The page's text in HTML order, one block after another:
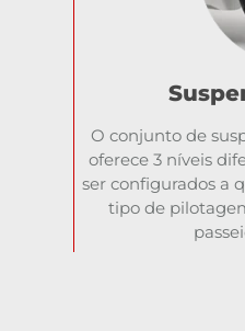
O conjunto de
oferece 3 níveis
ser configurados a
tipo de